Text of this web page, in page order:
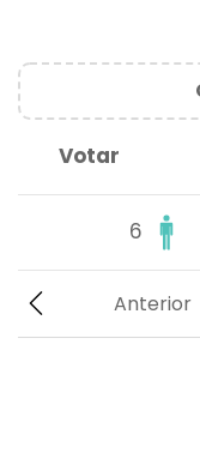
Votar
6
Anterior